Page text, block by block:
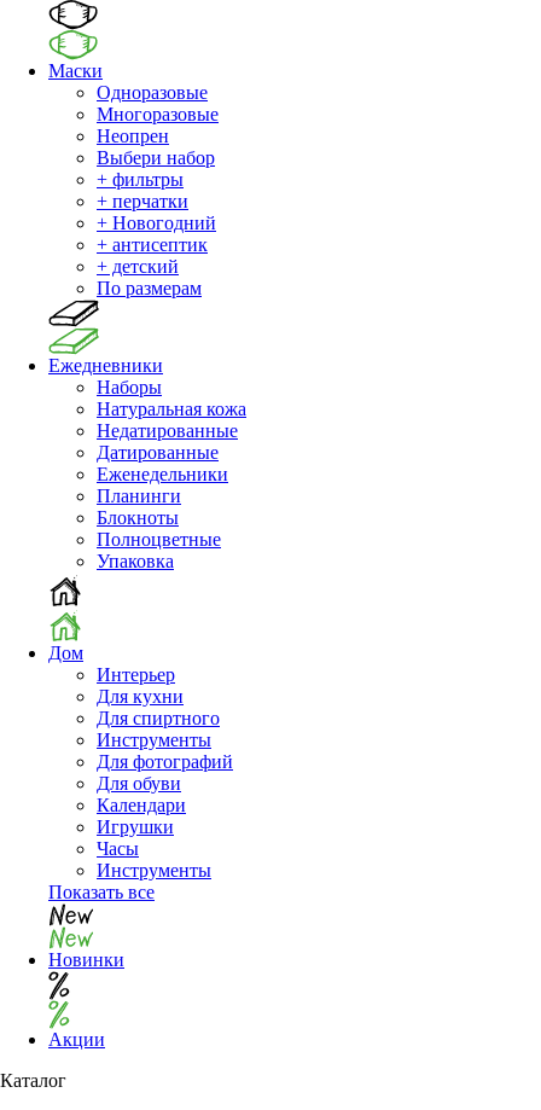
Маски
Одноразовые
Многоразовые
Неопрен
Выбери набор
+ фильтры
+ перчатки
+ Новогодний
+ антисептик
+ детский
По размерам
Ежедневники
Наборы
Натуральная кожа
Недатированные
Датированные
Еженедельники
Планинги
Блокноты
Полноцветные
Упаковка
Дом
Интерьер
Для кухни
Для спиртного
Инструменты
Для фотографий
Для обуви
Календари
Игрушки
Часы
Инструменты
Показать все
Новинки
Акции
Каталог